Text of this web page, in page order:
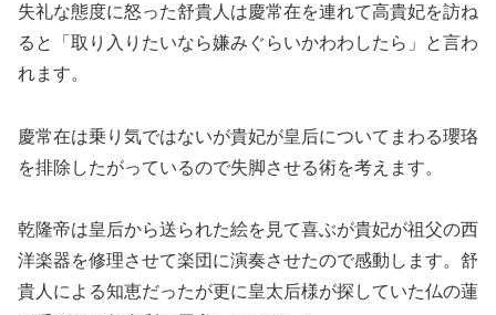
失礼な態度に怒った舒貴人は慶常在を連れて高貴妃を訪ね
ると「取り入りたいなら嫌みぐらいかわわしたら」と言わ
れます。
慶常在は乗り気ではないが貴妃が皇后についてまわる瓔珞
を排除したがっているので失脚させる術を考えます。
乾隆帝は皇后から送られた絵を見て喜ぶが貴妃が祖父の西
洋楽器を修理させて楽団に演奏させたので感動します。舒
貴人による知恵だったが更に皇太后様が探していた仏の蓮